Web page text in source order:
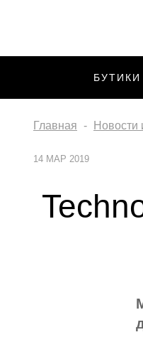
БУТИКИ
Главная Новости
14 МАР 2019